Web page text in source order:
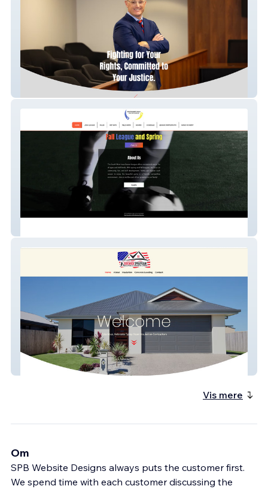
Primmer Law
Sedgwick Spray Foam
Vis mere
Om
SPB Website Designs always puts the customer first.
We spend time with each customer discussing the